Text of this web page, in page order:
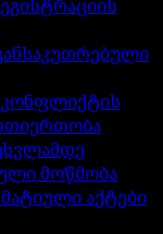
მოწმობა
აქტები